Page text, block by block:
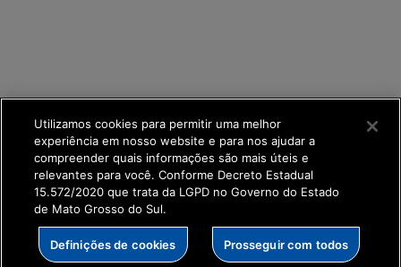
SETDIG | Secretaria-Executiva de Transformação
Digital
Utilizamos cookies para permitir uma melhor
experiência em nosso website e para nos ajudar a
compreender quais informações são mais úteis e
relevantes para você. Conforme Decreto Estadual
15.572/2020 que trata da LGPD no Governo do Estado
de Mato Grosso do Sul.
Definições de cookies Prosseguir com todos